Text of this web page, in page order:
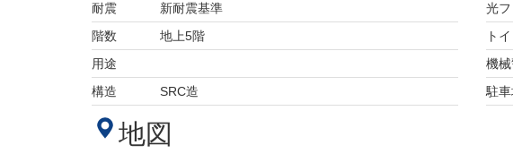
耐震
新耐震基準
階数
地上5階
用途
構造
SRC造
光
ト
機
駐
地図